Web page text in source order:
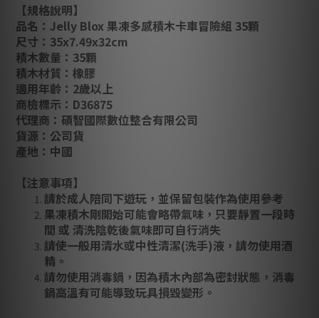
【規格說明】
品名：Jelly Blox 果凍多感積木卡車冒險組 35顆
尺寸：35x7.49x32cm
積木數量：35顆
積木材質：橡膠
適用年齡：2歲以上
商檢標示：D36875
代理商：碩智國際數位整合有限公司
貨源：公司貨
產地：中國
【注意事項】
請於成人陪同下遊玩，並保留包裝作為使用參考
果凍積木剛開始可能會略帶氣味，只要靜置一段時
間 或 清洗陰乾後氣味即可自行消失
請使一般用清水或中性清潔(洗手)液，請勿使用酒
精。
請勿使用消毒鍋，因為積木內部為密封狀態，消毒
鍋高溫有可能導致玩具損毀變形。